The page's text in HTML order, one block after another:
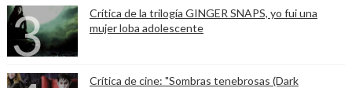
Crítica de la trilogía GINGER SNAPS, yo fui una
mujer loba adolescente
Crítica de cine: "Sombras tenebrosas (Dark